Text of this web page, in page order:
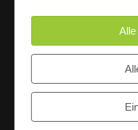
60 Jahre